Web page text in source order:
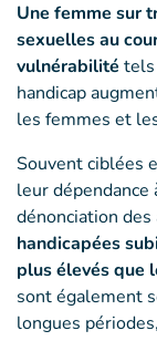
Une femme sur
sexuelles au
vulnérabilité tels
handicap
les femmes et
Souvent ciblées
leur
dénonciation des
handicapées
plus élevés que
sont également
longues